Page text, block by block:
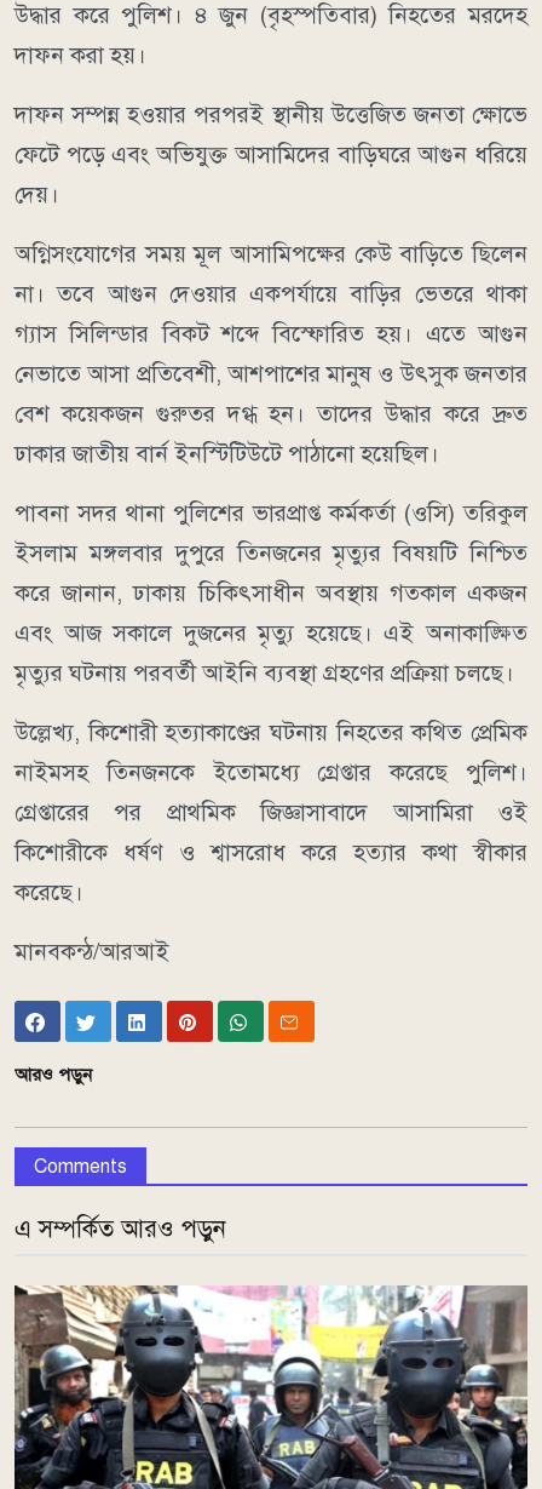
উদ্ধার করে পুলিশ। ৪ জুন (বৃহস্পতিবার) নিহতের মরদেহ
দাফন করা হয়।
দাফন সম্পন্ন হওয়ার পরপরই স্থানীয় উত্তেজিত জনতা ক্ষোভে
ফেটে পড়ে এবং অভিযুক্ত আসামিদের বাড়িঘরে আগুন ধরিয়ে
দেয়।
অগ্নিসংযোগের সময় মূল আসামিপক্ষের কেউ বাড়িতে ছিলেন
না। তবে আগুন দেওয়ার একপর্যায়ে বাড়ির ভেতরে থাকা
গ্যাস সিলিন্ডার বিকট শব্দে বিস্ফোরিত হয়। এতে আগুন
নেভাতে আসা প্রতিবেশী, আশপাশের মানুষ ও উৎসুক জনতার
বেশ কয়েকজন গুরুতর দগ্ধ হন। তাদের উদ্ধার করে দ্রুত
ঢাকার জাতীয় বার্ন ইনস্টিটিউটে পাঠানো হয়েছিল।
পাবনা সদর থানা পুলিশের ভারপ্রাপ্ত কর্মকর্তা (ওসি) তরিকুল
ইসলাম মঙ্গলবার দুপুরে তিনজনের মৃত্যুর বিষয়টি নিশ্চিত
করে জানান, ঢাকায় চিকিৎসাধীন অবস্থায় গতকাল একজন
এবং আজ সকালে দুজনের মৃত্যু হয়েছে। এই অনাকাঙ্ক্ষিত
মৃত্যুর ঘটনায় পরবর্তী আইনি ব্যবস্থা গ্রহণের প্রক্রিয়া চলছে।
উল্লেখ্য, কিশোরী হত্যাকাণ্ডের ঘটনায় নিহতের কথিত প্রেমিক
নাইমসহ তিনজনকে ইতোমধ্যে গ্রেপ্তার করেছে পুলিশ।
গ্রেপ্তারের পর প্রাথমিক জিজ্ঞাসাবাদে আসামিরা ওই
কিশোরীকে ধর্ষণ ও শ্বাসরোধ করে হত্যার কথা স্বীকার
করেছে।
মানবকন্ঠ/আরআই
আরও পড়ুন
Comments
এ সম্পর্কিত আরও পড়ুন